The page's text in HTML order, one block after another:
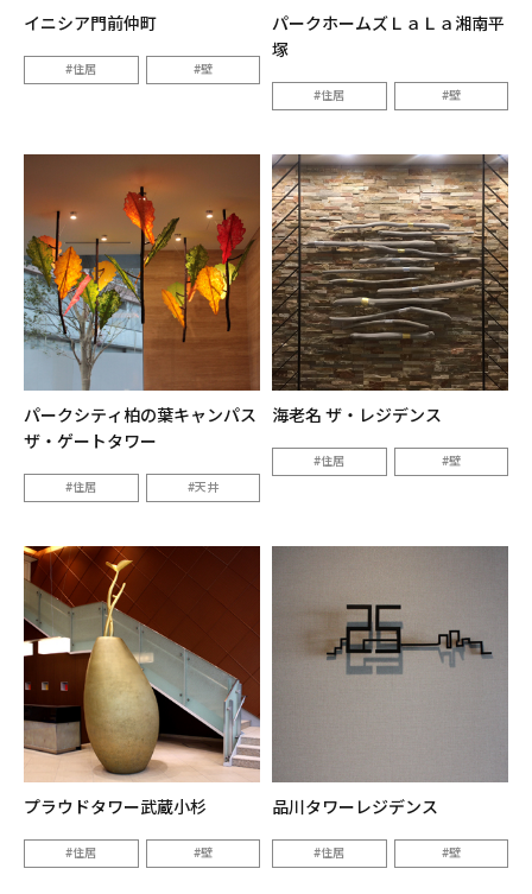
イニシア門前仲町
住居 壁
パークホームズＬａＬａ湘南平
塚
住居 壁
パークシティ柏の葉キャンパス
ザ・ゲートタワー
住居 天井
海老名 ザ・レジデンス
住居 壁
プラウドタワー武蔵小杉
住居 壁
品川タワーレジデンス
住居 壁